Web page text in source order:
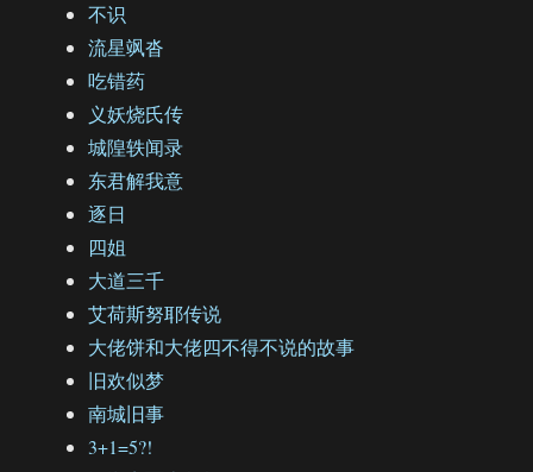
不识
流星飒沓
吃错药
义妖烧氏传
城隍轶闻录
东君解我意
逐日
四姐
大道三千
艾荷斯努耶传说
大佬饼和大佬四不得不说的故事
旧欢似梦
南城旧事
3+1=5?!